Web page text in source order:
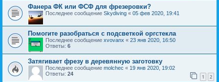
Фанера ФК или ФСФ для фрезеровки?
Последнее сообщение Skydiving « 05 фев 2020, 19:41
Помогите разобраться с подсветкой оргстекла
Последнее сообщение xvovanx « 23 янв 2020, 16:50
Ответы: 6
Затягивает фрезу в деревянную заготовку
Последнее сообщение molchec « 19 янв 2020, 19:02
Ответы: 24 1 2